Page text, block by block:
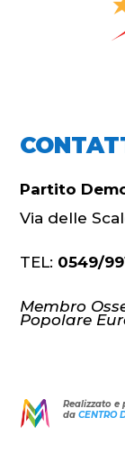
Partito
Via delle
TEL: 0549/
Membro
Popolare
Realizzato e
da CENTRO